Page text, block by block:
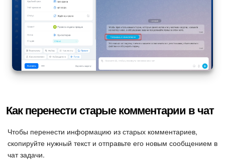
Как перенести старые комментарии в чат
Чтобы перенести информацию из старых комментариев,
скопируйте нужный текст и отправьте его новым сообщением в
чат задачи.